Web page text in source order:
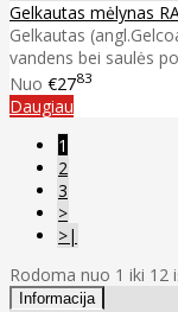
Gelkautas mėlynas
Gelkautas
vandens bei saulės
Nuo €2783
Daugiau
1
2
3
>
>|
Rodoma nuo 1 iki 12
Informacija